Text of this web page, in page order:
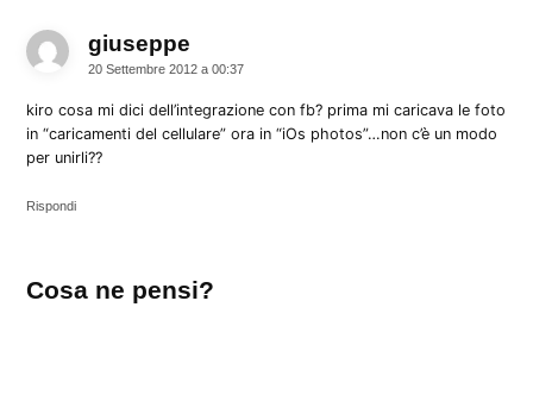
giuseppe
20 Settembre 2012 a 00:37
kiro cosa mi dici dell’integrazione con fb? prima mi caricava le foto
in “caricamenti del cellulare” ora in “iOs photos”…non c’è un modo
per unirli??
Rispondi
un
Cosa ne pensi?